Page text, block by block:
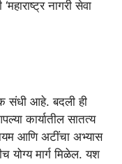
नागरी सेवा
संधी आहे. बदली ही
कार्यातील सातत्य
आणि अटींचा अभ्यास
योग्य मार्ग मिळेल. यश